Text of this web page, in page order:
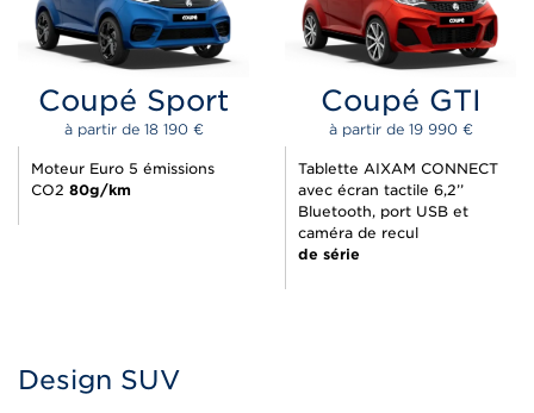
Coupé Sport
à partir de 18 190 €
Moteur Euro 5 émissions
CO2 80g/km
Coupé GTI
à partir de 19 990 €
Tablette AIXAM CONNECT
avec écran tactile 6,2’’
Bluetooth, port USB et
caméra de recul
de série
Design SUV